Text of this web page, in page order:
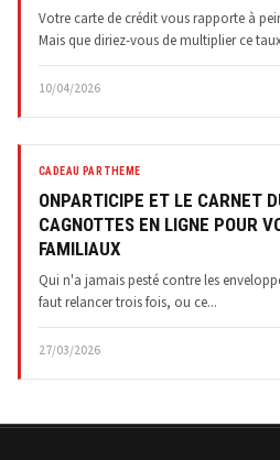
Votre carte de crédit vous rapporte à
Mais que diriez-vous de multiplier ce
10/04/2026
CADEAU PAR THEME
ONPARTICIPE ET LE CARNET
CAGNOTTES EN LIGNE POUR
FAMILIAUX
Qui n'a jamais pesté contre les
faut relancer trois fois, ou ce...
27/03/2026